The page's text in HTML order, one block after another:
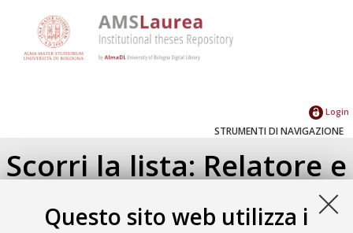
Questo sito web utilizza i
Login
STRUMENTI DI NAVIGAZIONE
Scorri la lista: Relatore e
Correlatore